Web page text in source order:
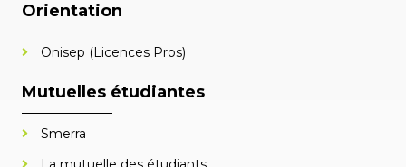
Orientation
Onisep (Licences Pros)
Mutuelles étudiantes
Smerra